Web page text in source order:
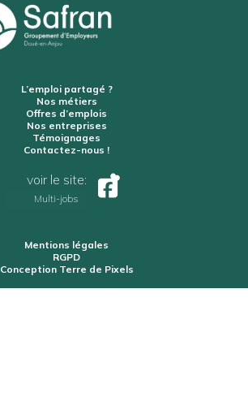
L’emploi partagé ?
Nos métiers
Offres d’emplois
Nos entreprises
Témoignages
Contactez-nous !
voir le site:
Multi-jobs
Mentions légales
RGPD
Conception Terre de Pixels